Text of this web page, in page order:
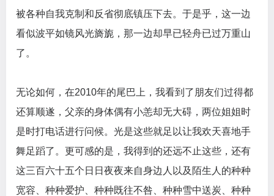
被各种自我克制和反省彻底镇压下去。于是乎，这一边
看似波平如镜风光旖旎，那一边却早已轻舟已过万重山
了。
无论如何，在2010年的尾巴上，我看到了朋友们过得都
还算顺遂，父亲的身体偶有小恙却无大碍，两位姐姐时
是时打电话进行问候。光是这些就足以让我欢天喜地手
舞足蹈了。更可感的是，我得到的还远不止这些，还有
这三百六十五个日日夜夜来自身边人以及陌生人的种种
宽容、种种爱护、种种既往不咎、种种雪中送炭、种种